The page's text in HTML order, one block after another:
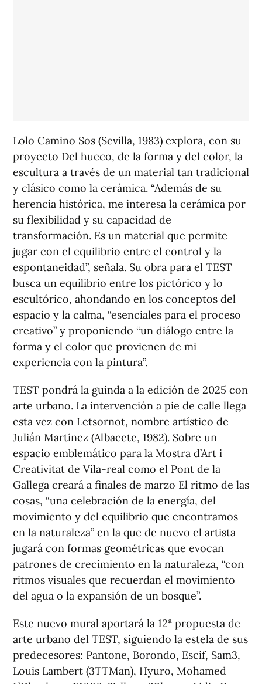
Lolo Camino Sos (Sevilla, 1983) explora, con su
proyecto Del hueco, de la forma y del color, la
escultura a través de un material tan tradicional
y clásico como la cerámica. “Además de su
herencia histórica, me interesa la cerámica por
su flexibilidad y su capacidad de
transformación. Es un material que permite
jugar con el equilibrio entre el control y la
espontaneidad”, señala. Su obra para el TEST
busca un equilibrio entre los pictórico y lo
escultórico, ahondando en los conceptos del
espacio y la calma, “esenciales para el proceso
creativo” y proponiendo “un diálogo entre la
forma y el color que provienen de mi
experiencia con la pintura”.
TEST pondrá la guinda a la edición de 2025 con
arte urbano. La intervención a pie de calle llega
esta vez con Letsornot, nombre artístico de
Julián Martínez (Albacete, 1982). Sobre un
espacio emblemático para la Mostra d’Art i
Creativitat de Vila-real como el Pont de la
Gallega creará a finales de marzo El ritmo de las
cosas, “una celebración de la energía, del
movimiento y del equilibrio que encontramos
en la naturaleza” en la que de nuevo el artista
jugará con formas geométricas que evocan
patrones de crecimiento en la naturaleza, “con
ritmos visuales que recuerdan el movimiento
del agua o la expansión de un bosque”.
Este nuevo mural aportará la 12ª propuesta de
arte urbano del TEST, siguiendo la estela de sus
predecesores: Pantone, Borondo, Escif, Sam3,
Louis Lambert (3TTMan), Hyuro, Mohamed